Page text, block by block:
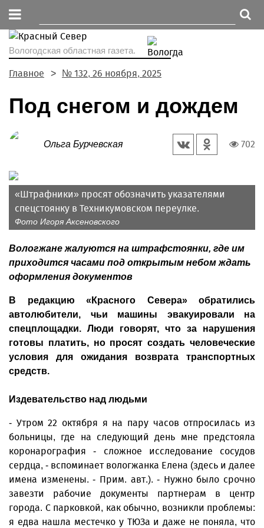
Вологодская областная газета.
Главное № 132, 26 ноября, 2025
Под снегом и дождем
Ольга Бурчевская 702
«Штрафники» просят обозначить указателями
спецстоянку в Техникумовском переулке.
Фото Игоря Аксеновского
Вологжане жалуются на штрафстоянки, где им
приходится часами под открытым небом ждать
оформления документов
В редакцию «Красного Севера» обратились
автолюбители, чьи машины эвакуировали на
спецплощадки. Люди говорят, что за нарушения
готовы платить, но просят создать человеческие
условия для ожидания возврата транспортных
средств.
Издевательство над людьми
- Утром 22 октября я на пару часов отпросилась из
больницы, где на следующий день мне предстояла
коронарография - сложное исследование сосудов
сердца, - вспоминает вологжанка Елена (здесь и далее
имена изменены. - Прим. авт.). - Нужно было срочно
завезти рабочие документы партнерам в центр
города. С парковкой, как обычно, возникли проблемы:
я едва нашла местечко у ТЮЗа и даже не поняла, что